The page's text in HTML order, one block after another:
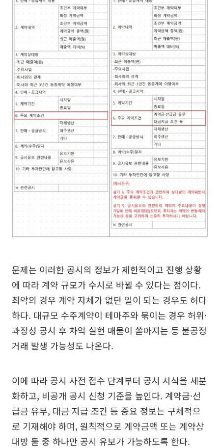
문제는 이러한 공시의 정보가 제한적이고 진행 상황
에 따라 계약 규모가 수시로 바뀔 수 있다는 점이다.
최악의 경우 계약 자체가 없던 일이 되는 경우도 허다
하다. 대규모 수주계약이 테마주와 묶이는 경우 허위·
과장성 공시 후 차익 실현 매물이 쏟아지는 등 불공정
거래 발생 가능성도 나온다.
이에 따라 공시 사전 접수 단계부터 공시 서식을 세분
화하고, 비공개 공시 신청 기준을 높인다. 계약금·선
급금 유무, 대금 지급 조건 등 중요 정보는 구체적으
로 기재해야 하며, 원칙적으로 계약금액 또는 계약상
대방 둘 중 하나만 공시 유보가 가능하도록 한다.